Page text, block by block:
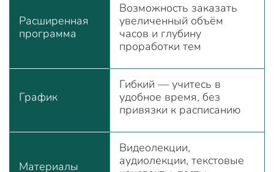
Расширенная
программа
Возможность заказать
увеличенный объём
часов и глубину
проработки тем
График
Гибкий — учитесь в
удобное время, без
привязки к расписанию
Материалы
Видеолекции,
аудиолекции, текстовые